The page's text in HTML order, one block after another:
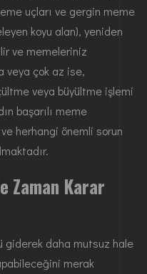
uçları ve gergin meme
koyu alan), yeniden
ve memeleriniz
veya çok az ise,
veya büyültme işlemi
başarılı meme
herhangi önemli sorun
Zaman Karar
giderek daha mutsuz hale
merak